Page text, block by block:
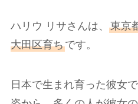
ハリウ リサさんは、 東京
大田区育ちです。
日本で生まれ育った彼女